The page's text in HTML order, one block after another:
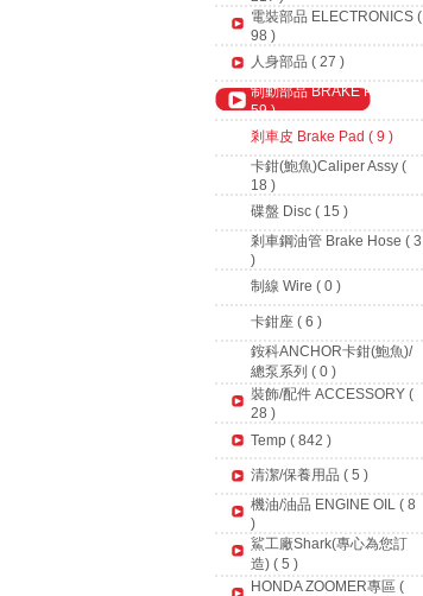
電裝部品 ELECTRONICS (
98 )
人身部品 ( 27 )
制動部品 BRAKE PARTS (
59 )
剎車皮 Brake Pad ( 9 )
卡鉗(鮑魚)Caliper Assy (
18 )
碟盤 Disc ( 15 )
剎車鋼油管 Brake Hose ( 3
)
制線 Wire ( 0 )
卡鉗座 ( 6 )
銨科ANCHOR卡鉗(鮑魚)/
總泵系列 ( 0 )
裝飾/配件 ACCESSORY (
28 )
Temp ( 842 )
清潔/保養用品 ( 5 )
機油/油品 ENGINE OIL ( 8
)
鯊工廠Shark(專心為您訂
造) ( 5 )
HONDA ZOOMER專區 (